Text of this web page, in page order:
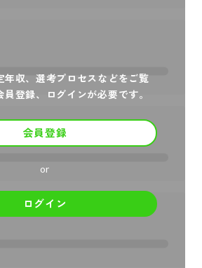
年収、選考プロセスなどをご覧
登録、ログインが必要です。
会員登録
or
ログイン